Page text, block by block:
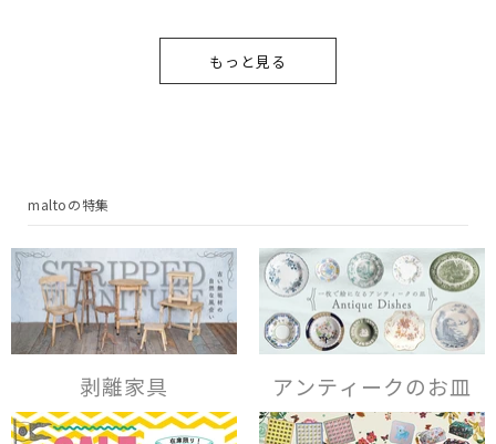
もっと見る
maltoの特集
剥離家具 アンティークのお皿